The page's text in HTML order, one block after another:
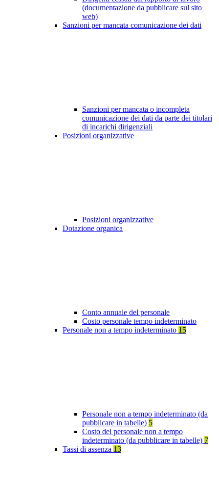
(documentazione da pubblicare sul sito
web)
Sanzioni per mancata comunicazione dei dati
Sanzioni per mancata o incompleta
comunicazione dei dati da parte dei titolari
di incarichi dirigenziali
Posizioni organizzative
Posizioni organizzative
Dotazione organica
Conto annuale del personale
Costo personale tempo indeterminato
Personale non a tempo indeterminato 15
Personale non a tempo indeterminato (da
pubblicare in tabelle) 5
Costo del personale non a tempo
indeterminato (da pubblicare in tabelle) 7
Tassi di assenza 13